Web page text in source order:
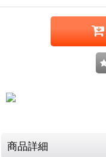
商品詳細